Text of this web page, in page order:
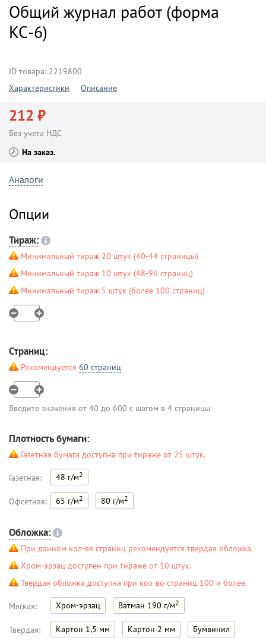
Общий журнал работ (форма
КС-6)
ID товара: 2219800
Характеристики
Описание
212 ₽
Без учета НДС
На заказ
Аналоги
Опции
Тираж:
Минимальный тираж 20 штук (40-44 страницы)
Минимальный тираж 10 штук (48-96 страниц)
Минимальный тираж 5 штук (более 100 страниц)
Страниц:
Рекомендуется 60 страниц.
Введите значения от 40 до 600 с шагом в 4 страницы
Плотность бумаги:
Газетная бумага доступна при тираже от 25 штук.
Газетная: 48 г/м2
Офсетная: 65 г/м2 80 г/м2
Обложка:
При данном кол-ве страниц рекомендуется твердая обложка.
Хром-эрзац доступен при тираже от 10 штук.
Твердая обложка доступна при кол-во страниц 100 и более.
Мягкая: Хром-эрзац Ватман 190 г/м2
Твердая: Картон 1,5 мм Картон 2 мм Бумвинил